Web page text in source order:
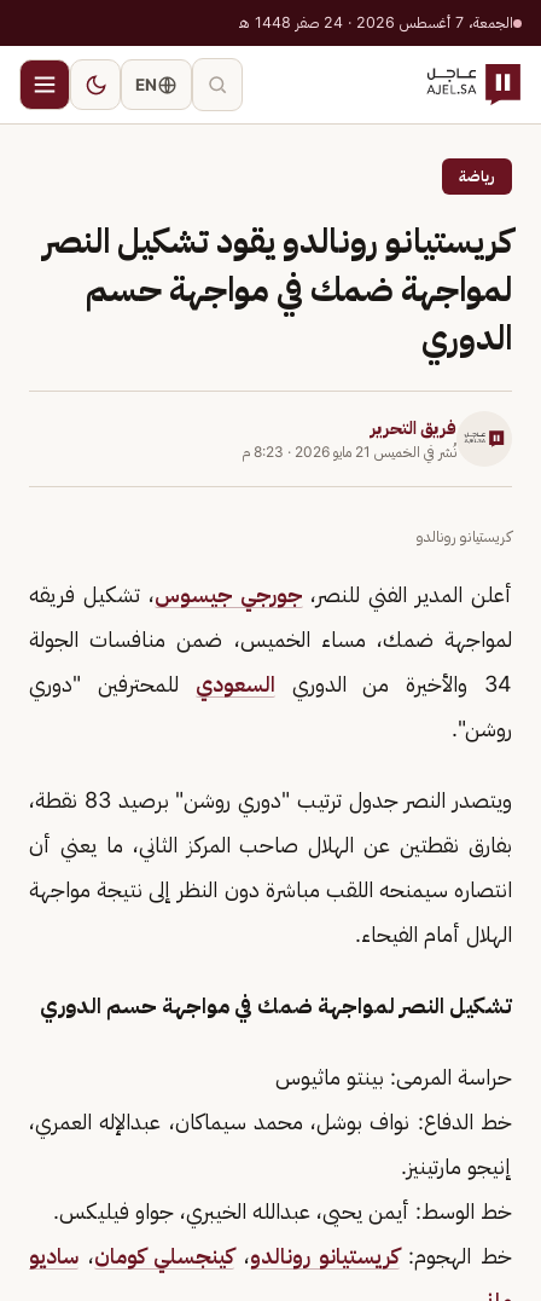
الجمعة، 7 أغسطس 2026 · 24 صفر 1448 هـ
EN
رياضة
كريستيانو رونالدو يقود تشكيل النصر
لمواجهة ضمك في مواجهة حسم
الدوري
فريق التحرير
نُشر في الخميس 21 مايو 2026 · 8:23 م
كريستيانو رونالدو
أعلن المدير الفني للنصر، جورجي جيسوس، تشكيل فريقه
لمواجهة ضمك، مساء الخميس، ضمن منافسات الجولة
34 والأخيرة من الدوري
السعودي للمحترفين "دوري
روشن".
ويتصدر النصر جدول ترتيب "دوري روشن" برصيد 83 نقطة،
بفارق نقطتين عن الهلال صاحب المركز الثاني، ما يعني أن
انتصاره سيمنحه اللقب مباشرة دون النظر إلى نتيجة مواجهة
الهلال أمام الفيحاء.
تشكيل النصر لمواجهة ضمك في مواجهة حسم الدوري
حراسة المرمى: بينتو ماثيوس
خط الدفاع: نواف بوشل، محمد سيماكان، عبدالإله العمري،
إنيجو مارتينيز.
خط الوسط: أيمن يحيى، عبدالله الخيبري، جواو فيليكس.
خط الهجوم:كريستيانو رونالدو،كينجسلي كومان، ساديو